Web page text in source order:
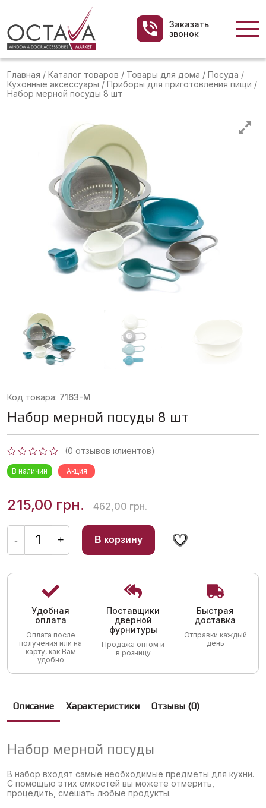
Заказать
звонок
Главная / Каталог товаров / Товары для дома / Посуда /
Кухонные аксессуары / Приборы для приготовления пищи /
Набор мерной посуды 8 шт
Код товара: 7163-М
Набор мерной посуды 8 шт
Оценка
0
из
(0 отзывов клиентов)
В наличии Акция
462,00грн.
Первоначальная
цена
составляла
462,00 грн..
215,00 грн.
Текущая
цена:
215,00 грн..
-
Количество
товара
Набор
мерной
+ В корзину
Удобная
оплата
Оплата после
получения или на
карту, как Вам
удобно
Поставщики
дверной
фурнитуры
Продажа оптом и
в розницу
Быстрая
доставка
Отправки каждый
день
Описание Характеристики Отзывы (0)
Набор мерной посуды
В набор входят самые необходимые предметы для кухни.
С помощью этих емкостей вы можете отмерить,
процедить, смешать любые продукты.